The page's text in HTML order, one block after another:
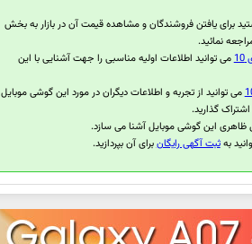
برای یافتن فروشندگان و مشاهده قیمت آن در بازار به بخش
نمائید.
می توانید اطلاعات اولیه مناسبی را جهت آشنایی با این
می توانید از تجربه و اطلاعات دیگران در مورد این گوشی موبایل
گذارید.
ظاهری این گوشی موبایل آشنا می سازد.
ثبت آگهی رایگانبرای آن بپردازید.